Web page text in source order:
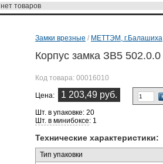
нет товаров
Замки врезные / МЕТТЭМ, г.Балашиха
Корпус замка ЗВ5 502.0.0
Код товара: 00016010
Цена: 1 203,49 руб.
Шт. в упаковке: 20
Шт. в минибоксе: 1
Технические характеристики:
Тип упаковки